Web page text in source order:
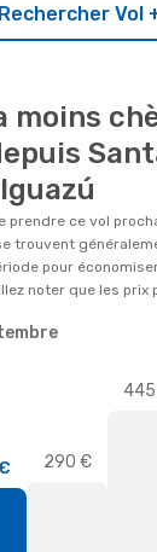
Rechercher Vol
moins
prendre ce vol
trouvent
pour
noter que les prix
290 €